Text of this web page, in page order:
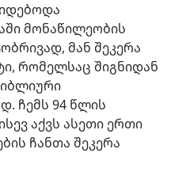
მონაწილეობის
მან შეკერა
რომელსაც შიგნიდან
ჩემს 94 წლის
აქვს ასეთი ერთი
ჩანთა შეკერა